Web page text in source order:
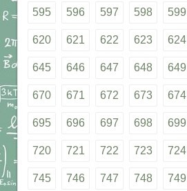
595 596 597 598 599
620 621 622 623 624
645 646 647 648 649
670 671 672 673 674
695 696 697 698 699
720 721 722 723 724
745 746 747 748 749